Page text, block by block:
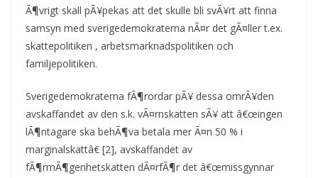
Ã¶vrigt skall pÃ¥pekas att det skulle bli svÃ¥rt att finna
samsyn med sverigedemokraterna nÃ¤r det gÃ¤ller t.ex.
skattepolitiken , arbetsmarknadspolitiken och
familjepolitiken.
Sverigedemokraterna fÃ¶rordar pÃ¥ dessa omrÃ¥den
avskaffandet av den s.k. vÃ¤rnskatten sÃ¥ att â€œingen
lÃ¶ntagare ska behÃ¶va betala mer Ã¤n 50 % i
marginalskattâ€ [2], avskaffandet av
fÃ¶rmÃ¶genhetskatten dÃ¤rfÃ¶r det â€œmissgynnar